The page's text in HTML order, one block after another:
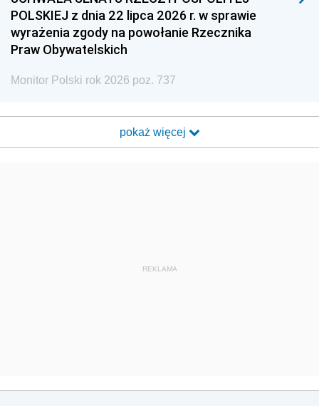
POLSKIEJ z dnia 22 lipca 2026 r. w sprawie
wyrażenia zgody na powołanie Rzecznika
Praw Obywatelskich
Monitor Polski rok 2026 poz. 737
pokaż więcej
REKLAMA